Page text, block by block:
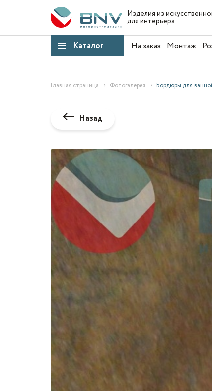
Изделия из
для интерьера
Каталог На заказ Монтаж
Главная страница Фотогалерея Бордюры для
Назад